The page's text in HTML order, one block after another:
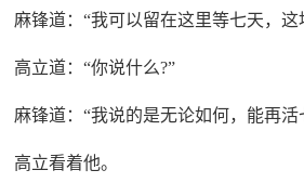
麻锋道：“我可以留在这里等七天，
高立道：“你说什么?”
麻锋道：“我说的是无论如何，能再活
高立看着他。